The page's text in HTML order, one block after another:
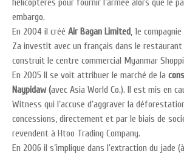
hélicoptères pour fournir l’armée alors que le
embargo.
En 2004 il créé Air Bagan Limited, 1e
Za investit avec un français dans le restaurant
construit le centre commercial Myanmar
En 2005 Il se voit attribuer le marché de la
Naypidaw (avec Asia World Co.). Il est mis en
Witness qui l’accuse d’aggraver la
concessions, directement et par le biais de
revendent à Htoo Trading Company.
En 2006 il s’implique dans l’extraction du jade